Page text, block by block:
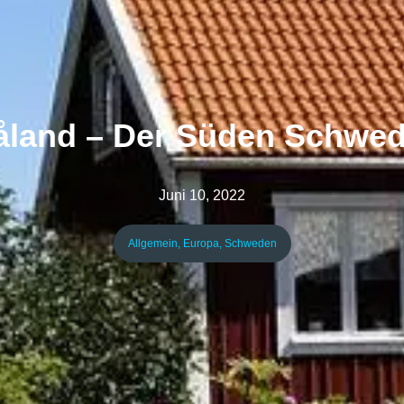
– Der Süden
Juni 10, 2022
Allgemein, Europa, Schweden